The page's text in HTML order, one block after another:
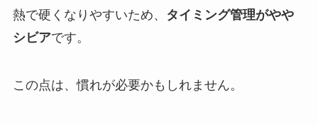
熱で硬くなりやすいため、
タイミング管理がやや
シビアです。
この点は、慣れが必要かもしれません。